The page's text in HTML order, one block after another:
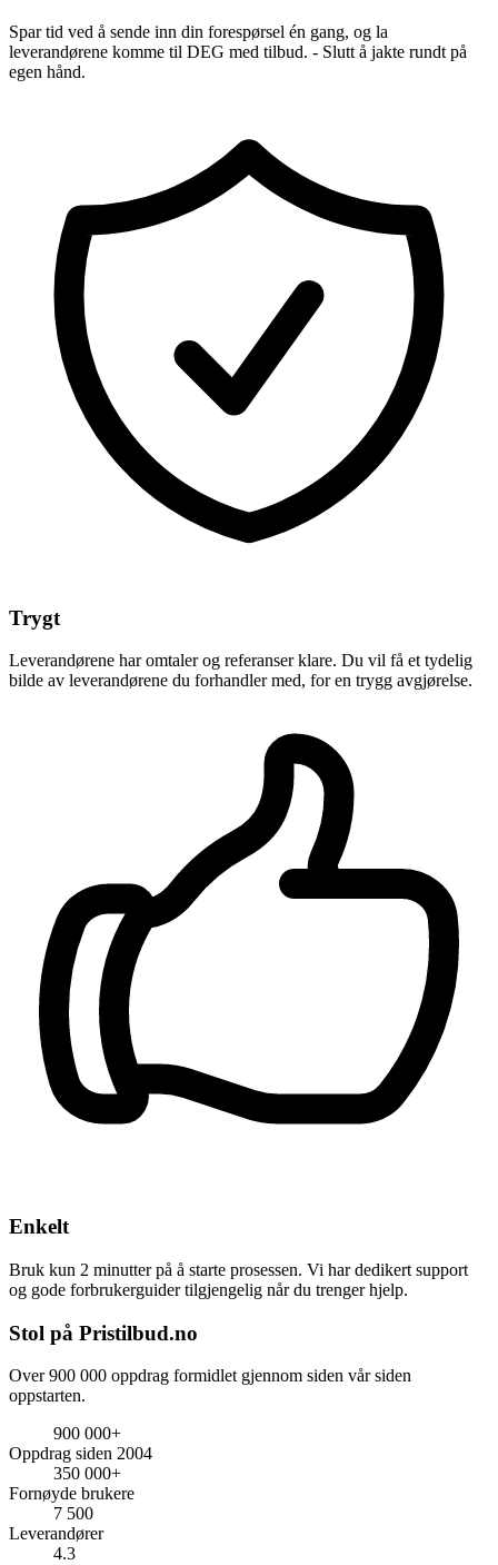
Spar tid ved å sende inn din forespørsel én gang, og la
leverandørene komme til DEG med tilbud. - Slutt å jakte rundt på
egen hånd.
Trygt
Leverandørene har omtaler og referanser klare. Du vil få et tydelig
bilde av leverandørene du forhandler med, for en trygg avgjørelse.
Enkelt
Bruk kun 2 minutter på å starte prosessen. Vi har dedikert support
og gode forbrukerguider tilgjengelig når du trenger hjelp.
Stol på Pristilbud.no
Over 900 000 oppdrag formidlet gjennom siden vår siden
oppstarten.
900 000+
Oppdrag siden 2004
350 000+
Fornøyde brukere
7 500
Leverandører
4.3